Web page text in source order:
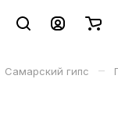
Самарский гипс –